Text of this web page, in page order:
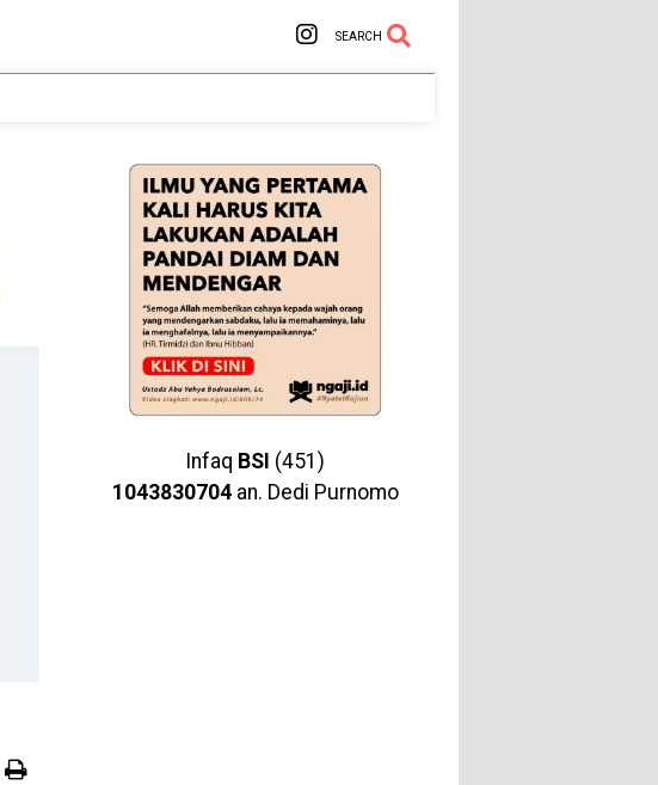
SEARCH
Infaq BSI (451)
1043830704an. Dedi Purnomo